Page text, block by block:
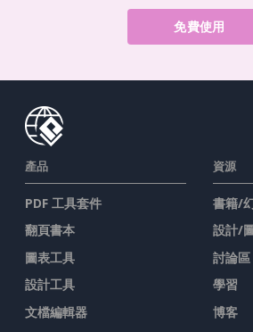
免費使用
產品
PDF 工具套件
翻頁書本
圖表工具
設計工具
文檔編輯器
資源
書籍/
設計/
討論區
學習
博客